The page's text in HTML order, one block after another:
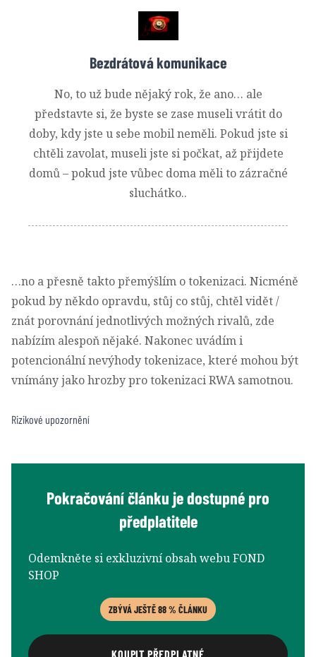
Bezdrátová komunikace
No, to už bude nějaký rok, že ano… ale
představte si, že byste se zase museli vrátit do
doby, kdy jste u sebe mobil neměli. Pokud jste si
chtěli zavolat, museli jste si počkat, až přijdete
domů – pokud jste vůbec doma měli to zázračné
sluchátko..
…no a přesně takto přemýšlím o tokenizaci. Nicméně
pokud by někdo opravdu, stůj co stůj, chtěl vidět /
znát porovnání jednotlivých možných rivalů, zde
nabízím alespoň nějaké. Nakonec uvádím i
potencionální nevýhody tokenizace, které mohou být
vnímány jako hrozby pro tokenizaci RWA samotnou.
Rizikové upozornění
Pokračování článku je dostupné pro
předplatitele
Odemkněte si exkluzivní obsah webu FOND
SHOP
ZBÝVÁ JEŠTĚ 88 % ČLÁNKU
KOUPIT PŘEDPLATNÉ